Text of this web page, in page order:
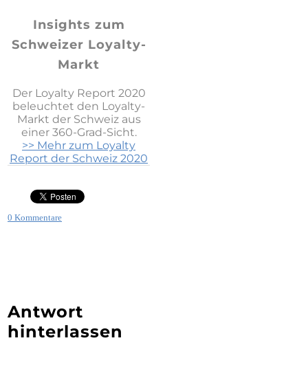
Insights zum
Schweizer Loyalty-
Markt
Der Loyalty Report 2020
beleuchtet den Loyalty-
Markt der Schweiz aus
einer 360-Grad-Sicht.
​>> Mehr zum Loyalty
Report der Schweiz 2020
0 Kommentare
Antwort
hinterlassen